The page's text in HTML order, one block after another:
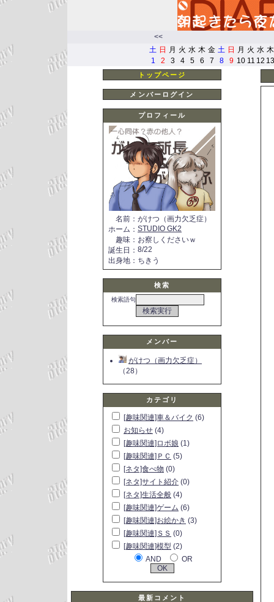
<<
土 日 月 火 水 木 金 土 日 月 火 水 木
1
2 3 4 5 6 7 8 9 10 11 12 13
トップページ
メンバーログイン
プロフィール
名前 ： がけつ（画力欠乏症）
ホーム ： STUDIO GK2
趣味 ： お察しくださいｗ
誕生日 ： 8/22
出身地 ： ちきう
検索
検索語句
メンバー
がけつ（画力欠乏症）
（28）
カテゴリ
[趣味関連]車＆バイク (6)
お知らせ (4)
[趣味関連]ロボ娘 (1)
[趣味関連]ＰＣ (5)
[ネタ]食べ物 (0)
[ネタ]サイト紹介 (0)
[ネタ]生活全般 (4)
[趣味関連]ゲーム (6)
[趣味関連]お絵かき (3)
[趣味関連]ＳＳ (0)
[趣味関連]模型 (2)
AND
OR
最新コメント